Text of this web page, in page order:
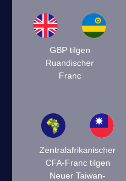
GBP tilgen
Ruandischer
Franc
Zentralafrikanischer
CFA-Franc tilgen
Neuer Taiwan-